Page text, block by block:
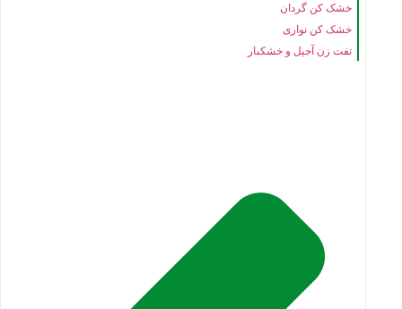
خشک کن گردان
خشک کن نواری
تفت زن آجیل و خشکبار